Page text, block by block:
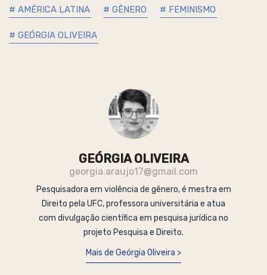
# AMÉRICA LATINA # GÊNERO # FEMINISMO
# GEÓRGIA OLIVEIRA
GEÓRGIA OLIVEIRA
georgia.araujo17@gmail.com
Pesquisadora em violência de gênero, é mestra em
Direito pela UFC, professora universitária e atua
com divulgação científica em pesquisa jurídica no
projeto Pesquisa e Direito.
Mais de Geórgia Oliveira